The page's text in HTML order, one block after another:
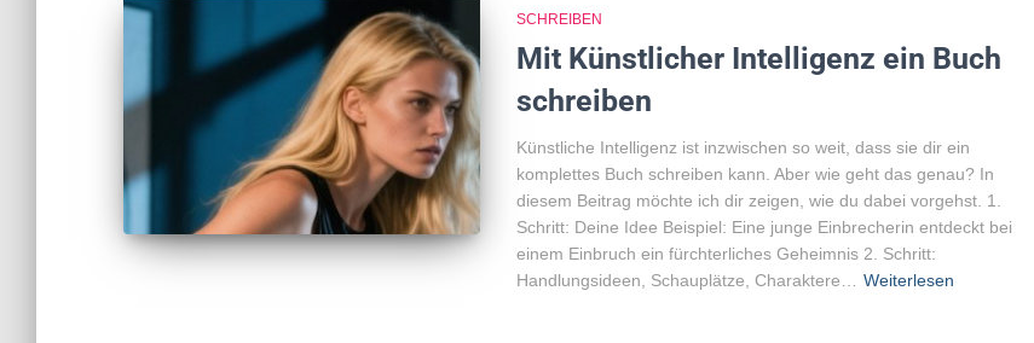
SCHREIBEN
Mit Künstlicher Intelligenz ein Buch
schreiben
Künstliche Intelligenz ist inzwischen so weit, dass sie dir ein
komplettes Buch schreiben kann. Aber wie geht das genau? In
diesem Beitrag möchte ich dir zeigen, wie du dabei vorgehst. 1.
Schritt: Deine Idee Beispiel: Eine junge Einbrecherin entdeckt bei
einem Einbruch ein fürchterliches Geheimnis 2. Schritt:
Handlungsideen, Schauplätze, Charaktere…
Weiterlesen